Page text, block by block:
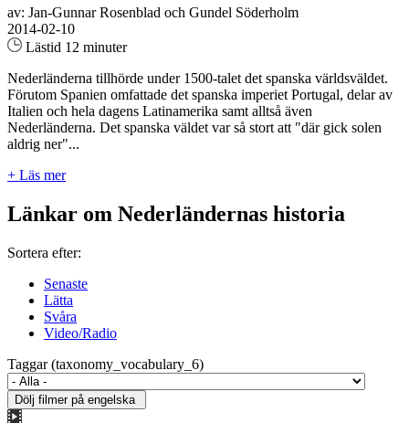
av: Jan-Gunnar Rosenblad och Gundel Söderholm
2014-02-10
Lästid 12 minuter
Nederländerna tillhörde under 1500-talet det spanska världsväldet.
Förutom Spanien omfattade det spanska imperiet Portugal, delar av
Italien och hela dagens Latinamerika samt alltså även
Nederländerna. Det spanska väldet var så stort att "där gick solen
aldrig ner"...
+ Läs mer
Länkar om Nederländernas historia
Sortera efter:
Senaste
Lätta
Svåra
Video/Radio
Taggar (taxonomy_vocabulary_6)